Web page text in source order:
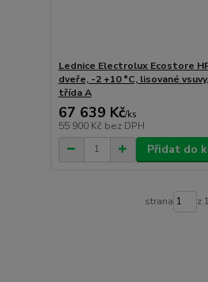
Lednice Electrolux Ecostore
dveře, -2 +10 °C, lisované
třída A
67 639 Kč/ks
55 900 Kč bez DPH
Přidat do
strana z 1